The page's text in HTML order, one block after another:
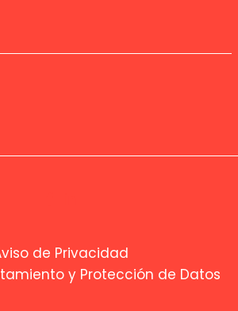
de Privacidad
y Protección de Datos